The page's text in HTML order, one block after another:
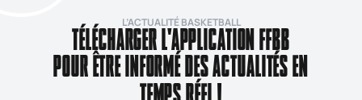
L’ACTUALITÉ BASKETBALL
TÉLÉCHARGER L'APPLICATION FFBB
POUR ÊTRE INFORMÉ DES ACTUALITÉS EN